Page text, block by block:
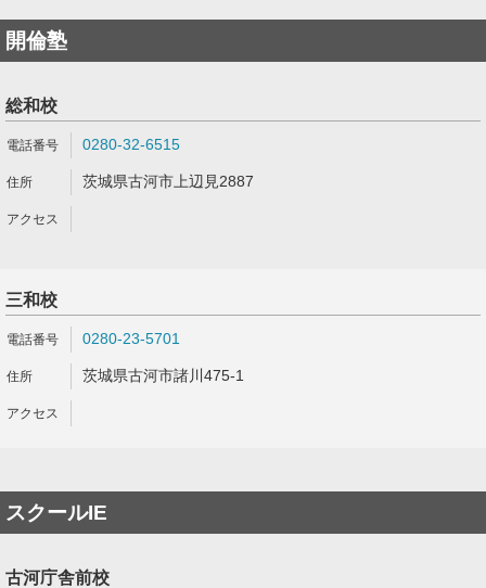
開倫塾
総和校
0280-32-6515
茨城県古河市上辺見2887
三和校
0280-23-5701
茨城県古河市諸川475-1
スクールIE
古河庁舎前校